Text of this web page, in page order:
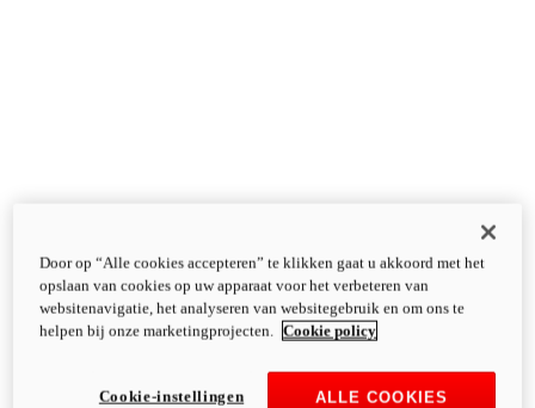
Door op “Alle cookies accepteren” te klikken gaat u akkoord met het
opslaan van cookies op uw apparaat voor het verbeteren van
websitenavigatie, het analyseren van websitegebruik en om ons te
helpen bij onze marketingprojecten.
Cookie policy
ALLE COOKIES
Cookie-instellingen